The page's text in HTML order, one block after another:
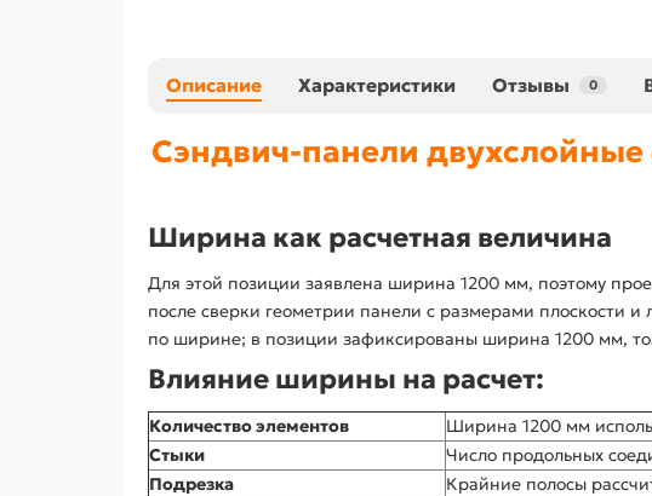
Описание Характеристики Отзывы 0
Сэндвич-панели
Ширина как расчетная величина
Для этой позиции заявлена ширина 1200 мм, поэтому
после сверки геометрии панели с размерами плоскости
по ширине; в позиции зафиксированы ширина 1200 мм,
Влияние ширины на расчет:
Количество элементов
Ширина 1200 мм
Стыки
Число продольных
Подрезка
Крайние полосы